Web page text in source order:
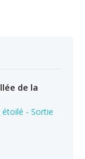
de la
étoilé - Sortie